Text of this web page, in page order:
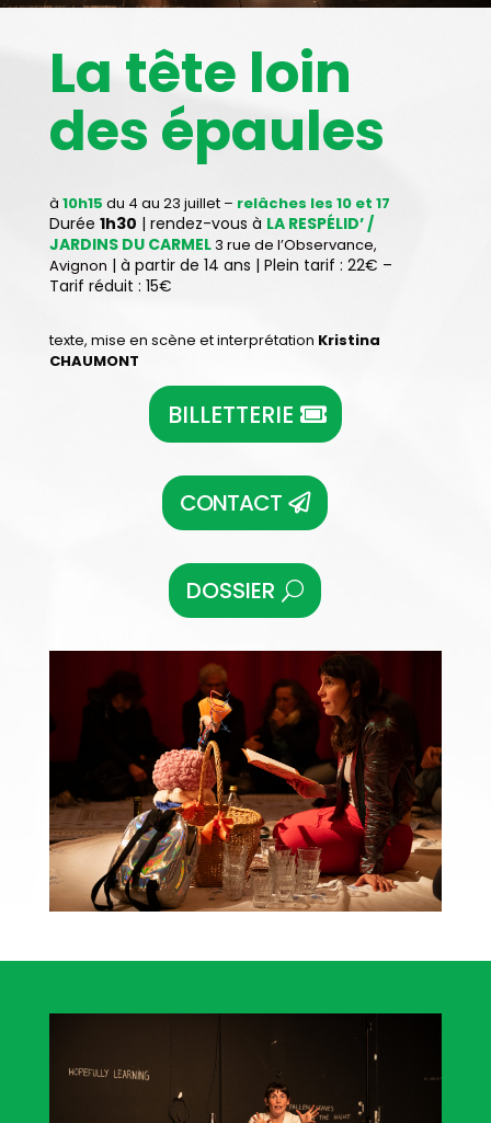
La tête loin
des épaules
à 10h15 du 4 au 23 juillet – relâches les 10 et 17
Durée 1h30 | rendez-vous à LA RESPÉLID’ /
JARDINS DU CARMEL3 rue de l’Observance,
Avignon | à partir de 14 ans | Plein tarif : 22€ –
Tarif réduit : 15€
texte, mise en scène et interprétation Kristina
CHAUMONT
BILLETTERIE
CONTACT
DOSSIER